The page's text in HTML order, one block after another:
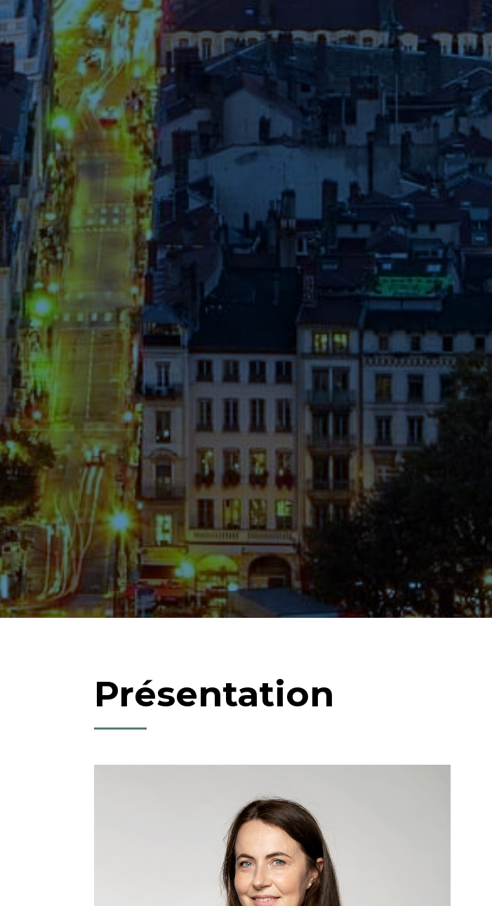
Présentation